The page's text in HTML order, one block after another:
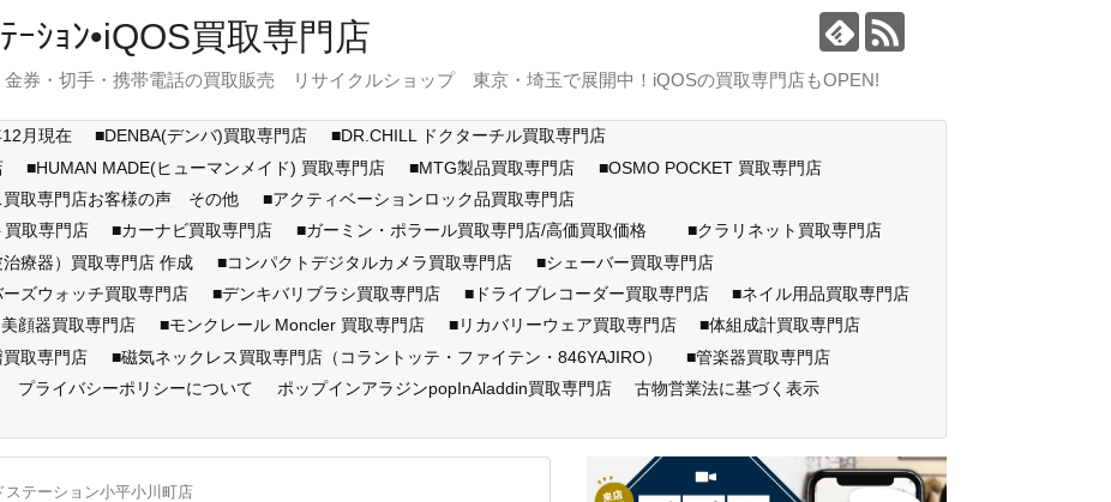
ｰｼｮﾝ•iQOS買取専門店
金券・切手・携帯電話の買取販売 リサイクルショップ 東京・埼玉で展開中！iQOSの買取専門店もOPEN!
月現在 ■DENBA(デンバ)買取専門店
■DR.CHILL ドクターチル買取専門店
■HUMAN MADE(ヒューマンメイド) 買取専門店 ■MTG製品買取専門店
■OSMO POCKET 買取専門店
買取専門店お客様の声 その他
■アクティベーションロック品買取専門店
取専門店
■カーナビ買取専門店 ■ガーミン・ポラール買取専門店/高価買取価格
■クラリネット買取専門店
療器）買取専門店 作成 ■コンパクトデジタルカメラ買取専門店
■シェーバー買取専門店
ズウォッチ買取専門店 ■デンキバリブラシ買取専門店 ■ドライブレコーダー買取専門店
■ネイル用品買取専門店
顔器買取専門店 ■モンクレール Moncler 買取専門店 ■リカバリーウェア買取専門店
■体組成計買取専門店
買取専門店 ■磁気ネックレス買取専門店（コラントッテ・ファイテン・846YAJIRO）
■管楽器買取専門店
プライバシーポリシーについて ポップインアラジンpopInAladdin買取専門店
古物営業法に基づく表示
ステーション小平小川町店